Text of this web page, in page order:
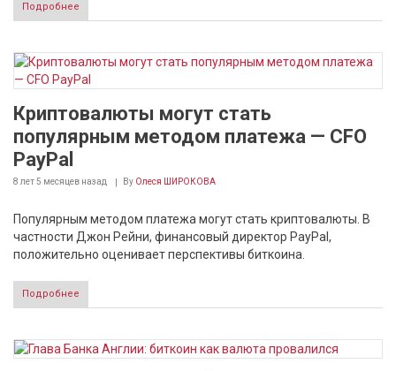
Подробнее
Криптовалюты могут стать
популярным методом платежа — CFO
PayPal
8 лет 5 месяцев назад By Олеся ШИРОКОВА
Популярным методом платежа могут стать криптовалюты. В
частности Джон Рейни, финансовый директор PayPal,
положительно оценивает перспективы биткоина.
Подробнее